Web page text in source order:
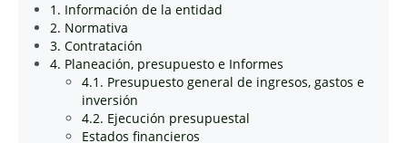
1. Información de la entidad
2. Normativa
3. Contratación
4. Planeación, presupuesto e Informes
4.1. Presupuesto general de ingresos, gastos e
inversión
4.2. Ejecución presupuestal
Estados financieros